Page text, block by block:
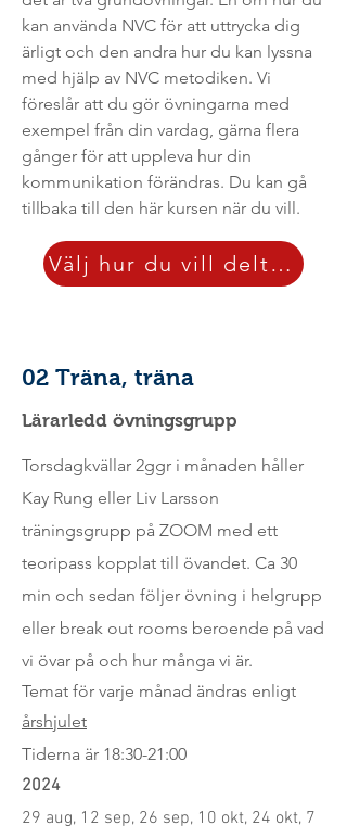
kan använda NVC för att uttrycka dig
ärligt och den andra hur du kan lyssna
med hjälp av NVC metodiken. Vi
föreslår att du gör övningarna med
exempel från din vardag, gärna flera
gånger för att uppleva hur din
kommunikation förändras. Du kan gå
tillbaka till den här kursen när du vill.
Välj hur du vill delta här
02 Träna, träna
Lärarledd övningsgrupp
Torsdagkvällar 2ggr i månaden håller
Kay Rung eller Liv Larsson
träningsgrupp på ZOOM med ett
teoripass kopplat till övandet. Ca 30
min och sedan följer övning i helgrupp
eller break out rooms beroende på vad
vi övar på och hur många vi är.
Temat för varje månad ändras enligt
årshjulet
Tiderna är 18:30-21:00
2024
29 aug, 12 sep, 26 sep, 10 okt, 24 okt, 7